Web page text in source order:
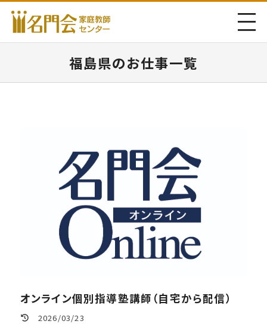
福島県のお仕事一覧
オンライン個別指導塾講師（自宅から配信）
2026/03/23